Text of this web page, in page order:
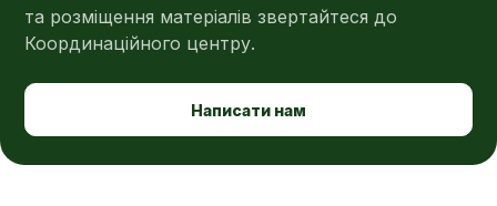
та розміщення матеріалів звертайтеся до
Координаційного центру.
Написати нам